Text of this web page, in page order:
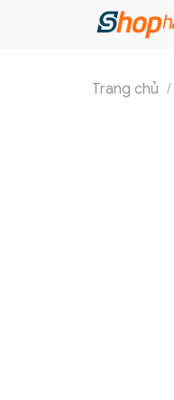
Trang chủ /